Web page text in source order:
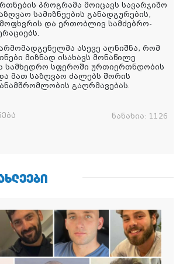
პროგრამა მოიცავს სავარჯიშო
სამიზნეების განადგურების,
და ერთობლივ სამძებრო-
ასევე აღნიშნა, რომ
მიზნად ისახავს მონაწილე
სამხედრო სფეროში ურთიერთნდობის
მათ საზღვაო ძალებს შორის
გაღრმავებას.
ნანახია: 1126